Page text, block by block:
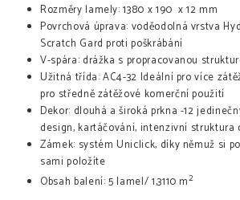
Rozměry lamely: 1380 x 190 x 12 mm
Povrchová úprava: voděodolná vrstva
Scratch Gard proti poškrábání
V-spára: drážka s propracovanou
Užitná třída: AC4-32 Ideální pro více
pro středně zátěžové komerční použití
Dekor: dlouhá a široká prkna -12
design, kartáčování, intenzivní struktura
Zámek: systém Uniclick, díky němuž si
sami položíte
Obsah balení: 5 lamel/ 1,3110 m2